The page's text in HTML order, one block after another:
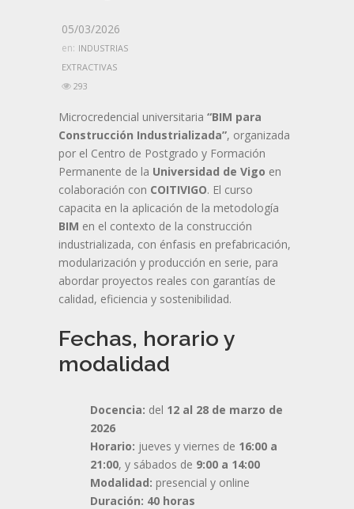
05/03/2026
en: INDUSTRIAS
EXTRACTIVAS
293
Microcredencial universitaria “BIM para
Construcción Industrializada”, organizada
por el Centro de Postgrado y Formación
Permanente de la Universidad de Vigo en
colaboración con COITIVIGO. El curso
capacita en la aplicación de la metodología
BIM en el contexto de la construcción
industrializada, con énfasis en prefabricación,
modularización y producción en serie, para
abordar proyectos reales con garantías de
calidad, eficiencia y sostenibilidad.
Fechas, horario y
modalidad
Docencia: del 12 al 28 de marzo de
2026
Horario: jueves y viernes de 16:00 a
21:00, y sábados de 9:00 a 14:00
Modalidad: presencial y online
Duración: 40 horas